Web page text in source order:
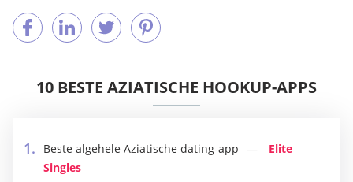
10 BESTE AZIATISCHE HOOKUP-APPS
Beste algehele Aziatische dating-app
Elite
Singles